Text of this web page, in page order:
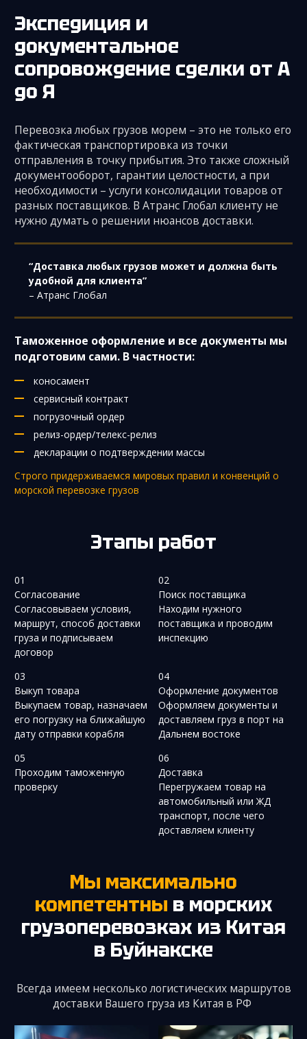
Экспедиция и
документальное
сопровождение сделки от А
до Я
Перевозка любых грузов морем – это не только его
фактическая транспортировка из точки
отправления в точку прибытия. Это также сложный
документооборот, гарантии целостности, а при
необходимости – услуги консолидации товаров от
разных поставщиков. В Атранс Глобал клиенту не
нужно думать о решении нюансов доставки.
“Доставка любых грузов может и должна быть
удобной для клиента”
– Атранс Глобал
Таможенное оформление и все документы мы
подготовим сами. В частности:
коносамент
сервисный контракт
погрузочный ордер
релиз-ордер/телекс-релиз
декларации о подтверждении массы
Строго придерживаемся мировых правил и конвенций о
морской перевозке грузов
Этапы работ
01
Согласование
Согласовываем условия,
маршрут, способ доставки
груза и подписываем
договор
02
Поиск поставщика
Находим нужного
поставщика и проводим
инспекцию
03
Выкуп товара
Выкупаем товар, назначаем
его погрузку на ближайшую
дату отправки корабля
04
Оформление документов
Оформляем документы и
доставляем груз в порт на
Дальнем востоке
05
Проходим таможенную
проверку
06
Доставка
Перегружаем товар на
автомобильный или ЖД
транспорт, после чего
доставляем клиенту
Мы максимально
компетентны в морских
грузоперевозках из Китая
в Буйнакске
Всегда имеем несколько логистических маршрутов
доставки Вашего груза из Китая в РФ